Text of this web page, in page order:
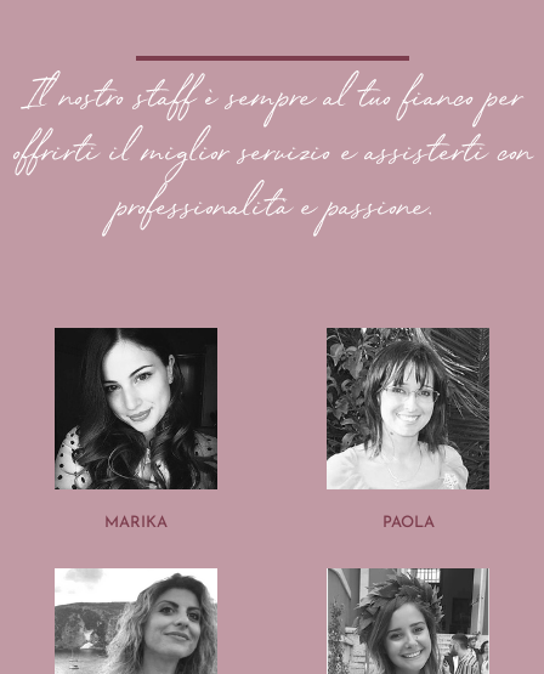
Il nostro staff è sempre al tuo fianco per
offrirti il miglior servizio e assisterti con
professionalità e passione.
MARIKA PAOLA